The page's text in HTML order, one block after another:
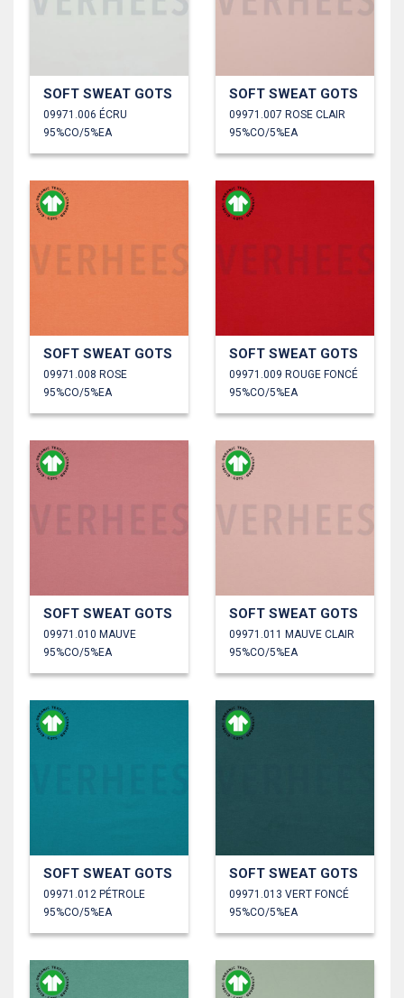
SOFT SWEAT GOTS
09971.006 ÉCRU
95%CO/5%EA
SOFT SWEAT GOTS
09971.007 ROSE CLAIR
95%CO/5%EA
SOFT SWEAT GOTS
09971.008 ROSE
95%CO/5%EA
SOFT SWEAT GOTS
09971.009 ROUGE FONCÉ
95%CO/5%EA
SOFT SWEAT GOTS
09971.010 MAUVE
95%CO/5%EA
SOFT SWEAT GOTS
09971.011 MAUVE CLAIR
95%CO/5%EA
SOFT SWEAT GOTS
09971.012 PÉTROLE
95%CO/5%EA
SOFT SWEAT GOTS
09971.013 VERT FONCÉ
95%CO/5%EA